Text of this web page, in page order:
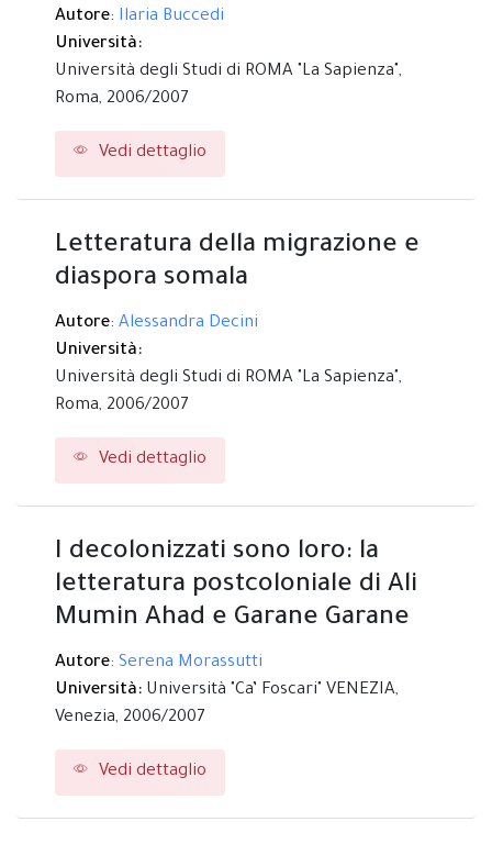
Autore: Ilaria Buccedi
Università:
Università degli Studi di ROMA "La Sapienza",
Roma, 2006/2007
Vedi dettaglio
Letteratura della migrazione e
diaspora somala
Autore: Alessandra Decini
Università:
Università degli Studi di ROMA "La Sapienza",
Roma, 2006/2007
Vedi dettaglio
I decolonizzati sono loro: la
letteratura postcoloniale di Ali
Mumin Ahad e Garane Garane
Autore: Serena Morassutti
Università: Università "Ca’ Foscari" VENEZIA,
Venezia, 2006/2007
Vedi dettaglio